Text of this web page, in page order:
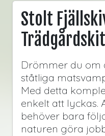
Stolt
Trädgårdskit
Drömmer du om
ståtliga
Med detta
enkelt att lyckas.
behöver bara
naturen göra